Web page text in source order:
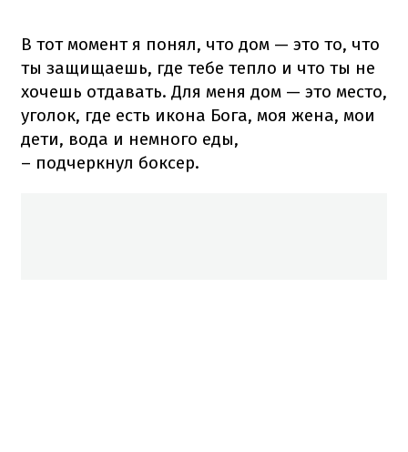
В тот момент я понял, что дом — это то, что
ты защищаешь, где тебе тепло и что ты не
хочешь отдавать. Для меня дом — это место,
уголок, где есть икона Бога, моя жена, мои
дети, вода и немного еды,
– подчеркнул боксер.